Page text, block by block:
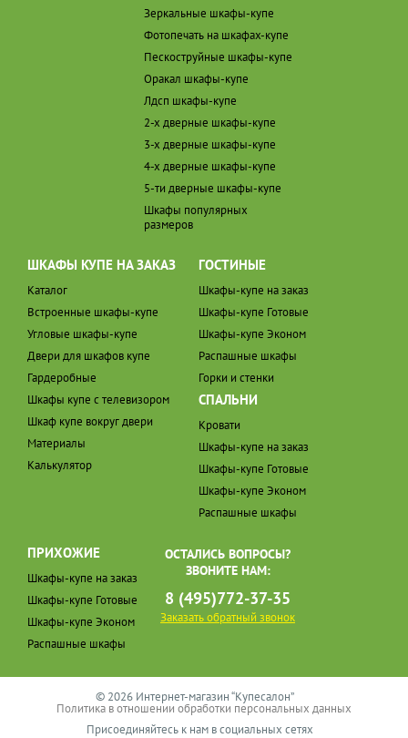
Зеркальные шкафы-купе
Фотопечать на шкафах-купе
Пескоструйные шкафы-купе
Оракал шкафы-купе
Лдсп шкафы-купе
2-х дверные шкафы-купе
3-х дверные шкафы-купе
4-х дверные шкафы-купе
5-ти дверные шкафы-купе
Шкафы популярных
размеров
ШКАФЫ КУПЕ НА ЗАКАЗ
Каталог
Встроенные шкафы-купе
Угловые шкафы-купе
Двери для шкафов купе
Гардеробные
Шкафы купе с телевизором
Шкаф купе вокруг двери
Материалы
Калькулятор
ГОСТИНЫЕ
Шкафы-купе на заказ
Шкафы-купе Готовые
Шкафы-купе Эконом
Распашные шкафы
Горки и стенки
СПАЛЬНИ
Кровати
Шкафы-купе на заказ
Шкафы-купе Готовые
Шкафы-купе Эконом
Распашные шкафы
ПРИХОЖИЕ
Шкафы-купе на заказ
Шкафы-купе Готовые
Шкафы-купе Эконом
Распашные шкафы
ОСТАЛИСЬ ВОПРОСЫ?
ЗВОНИТЕ НАМ:
8 (495)772-37-35
Заказать обратный звонок
© 2026 Интернет-магазин “Купесалон”
Политика в отношении обработки персональных данных
Присоединяйтесь к нам в социальных сетях